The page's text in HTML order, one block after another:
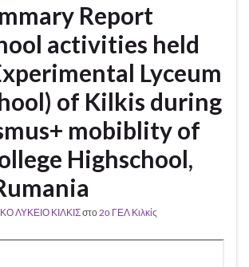
Report
activities held
Lyceum
of Kilkis during
mobiblity of
Highschool,
ΛΥΚΕΙΟ ΚΙΛΚΙΣστο2ο ΓΕΛ Κιλκίς